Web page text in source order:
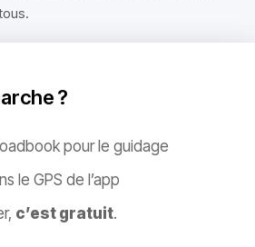
?
pour le guidage
le GPS de l’app
c’est gratuit.